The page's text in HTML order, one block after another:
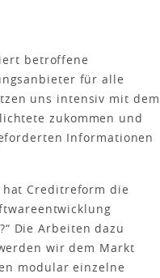
betroffene
für alle
uns intensiv mit dem
zukommen und
Informationen
hat Creditreform die
Die Arbeiten dazu
wir dem Markt
modular einzelne